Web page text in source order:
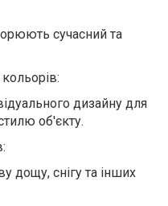
сучасний та
дизайну для
об'єкту.
дощу, снігу та інших